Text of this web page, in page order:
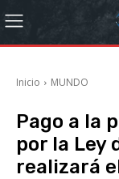
Inicio MUNDO
Pago a la
por la Ley
realizará